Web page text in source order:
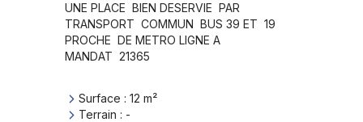
UNE PLACE  BIEN DESERVIE  PAR
TRANSPORT  COMMUN  BUS 39 ET  19
PROCHE  DE METRO LIGNE A
MANDAT  21365
Surface : 12 m²
Terrain : -